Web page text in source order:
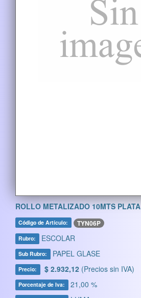
ROLLO METALIZADO 10MTS PLATA
Código de Artículo: TYN06P
Rubro: ESCOLAR
Sub Rubro: PAPEL GLASE
Precio: $ 2.932,12 (Precios sin IVA)
Porcentaje de Iva: 21,00 %